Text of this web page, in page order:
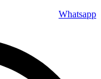
Whatsapp